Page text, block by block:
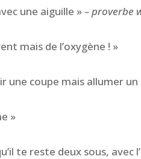
une aiguille »– proverbe
mais de l’oxygène ! »
une coupe mais allumer
»
te reste deux sous, avec